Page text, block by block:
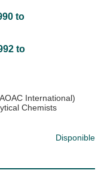
to
to
International)
Chemists
Disponible